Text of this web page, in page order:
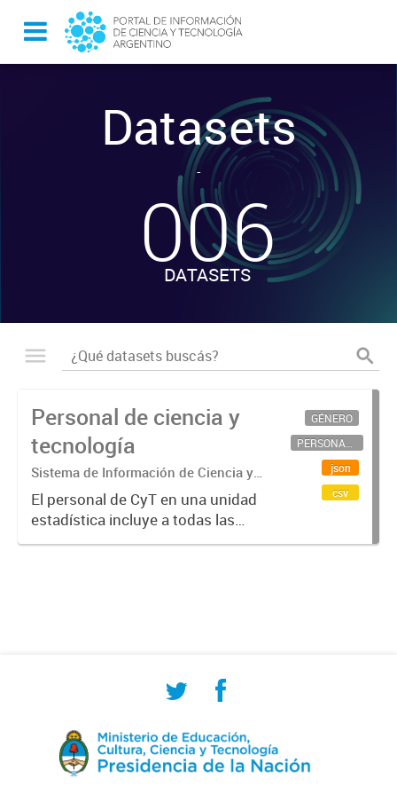
Datasets
-
006
DATASETS
Personal de ciencia y
tecnología
Sistema de Información de Ciencia y
Tecnología Argentino (SICYTAR)
El personal de CyT en una unidad
estadística incluye a todas las
personas involucradas
GÉNERO
PERSONAL CIENTÍFICO-TECNOLÓGICO
json
csv